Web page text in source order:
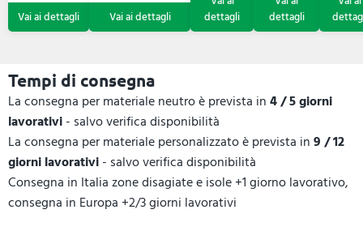
Tempi di consegna
La consegna per materiale neutro è prevista in4 / 5 giorni
lavorativi- salvo verifica disponibilità
La consegna per materiale personalizzato è prevista in9 / 12
giorni lavorativi- salvo verifica disponibilità
Consegna in Italia zone disagiate e isole +1 giorno lavorativo,
consegna in Europa +2/3 giorni lavorativi